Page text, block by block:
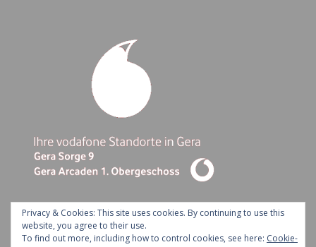
Privacy & Cookies: This site uses cookies. By continuing to use this
website, you agree to their use.
To find out more, including how to control cookies, see here: Cookie-